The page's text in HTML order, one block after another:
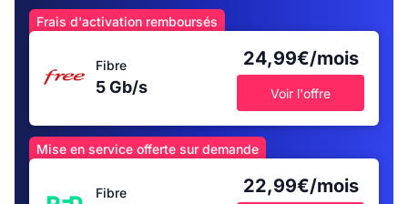
Frais d'activation remboursés
Fibre
5 Gb/s
24,99€/mois
Voir l'offre
Mise en service offerte sur demande
Fibre 22,99€/mois